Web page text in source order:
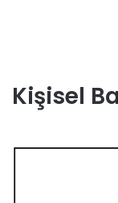
Kişisel